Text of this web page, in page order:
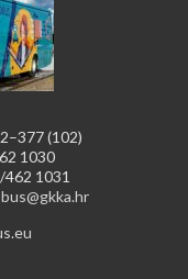
(102)
1030
1031